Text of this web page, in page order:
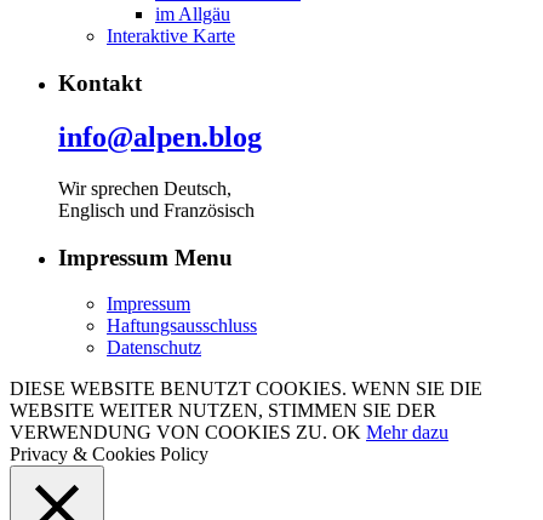
im Allgäu
Interaktive Karte
Kontakt
info@alpen.blog
Wir sprechen Deutsch,
Englisch und Französisch
Impressum Menu
Impressum
Haftungsausschluss
Datenschutz
DIESE WEBSITE BENUTZT COOKIES. WENN SIE DIE
WEBSITE WEITER NUTZEN, STIMMEN SIE DER
VERWENDUNG VON COOKIES ZU. OK Mehr dazu
Privacy & Cookies Policy